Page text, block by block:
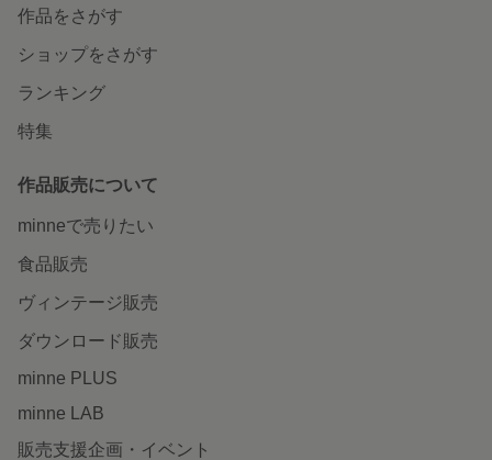
作品をさがす
ショップをさがす
ランキング
特集
作品販売について
minneで売りたい
食品販売
ヴィンテージ販売
ダウンロード販売
minne PLUS
minne LAB
販売支援企画・イベント